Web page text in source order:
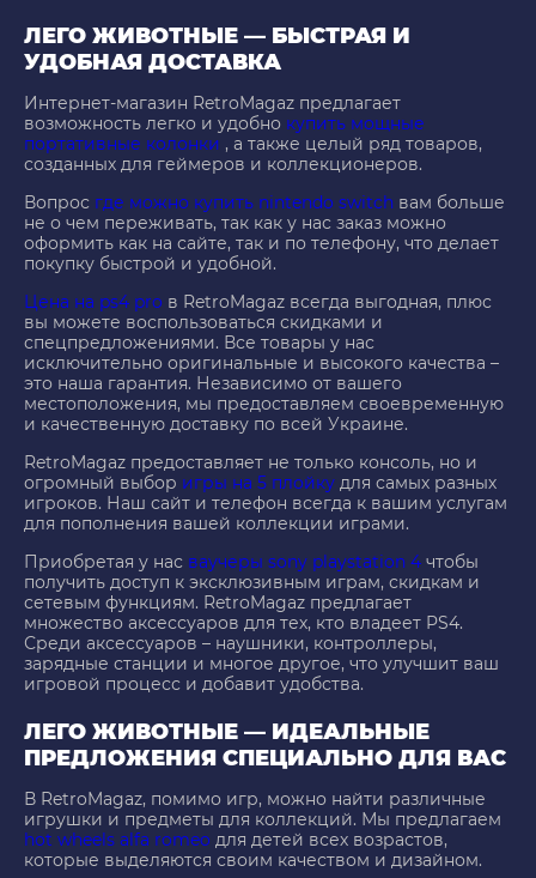
ЛЕГО ЖИВОТНЫЕ — БЫСТРАЯ И
УДОБНАЯ ДОСТАВКА
Интернет-магазин RetroMagaz предлагает
возможность легко и удобно купить мощные
портативные колонки , а также целый ряд товаров,
созданных для геймеров и коллекционеров.
Вопрос где можно купить nintendo switch вам больше
не о чем переживать, так как у нас заказ можно
оформить как на сайте, так и по телефону, что делает
покупку быстрой и удобной.
Цена на ps4 pro в RetroMagaz всегда выгодная, плюс
вы можете воспользоваться скидками и
спецпредложениями. Все товары у нас
исключительно оригинальные и высокого качества –
это наша гарантия. Независимо от вашего
местоположения, мы предоставляем своевременную
и качественную доставку по всей Украине.
RetroMagaz предоставляет не только консоль, но и
огромный выбор игры на 5 плойку для самых разных
игроков. Наш сайт и телефон всегда к вашим услугам
для пополнения вашей коллекции играми.
Приобретая у нас ваучеры sony playstation 4 чтобы
получить доступ к эксклюзивным играм, скидкам и
сетевым функциям. RetroMagaz предлагает
множество аксессуаров для тех, кто владеет PS4.
Среди аксессуаров – наушники, контроллеры,
зарядные станции и многое другое, что улучшит ваш
игровой процесс и добавит удобства.
ЛЕГО ЖИВОТНЫЕ — ИДЕАЛЬНЫЕ
ПРЕДЛОЖЕНИЯ СПЕЦИАЛЬНО ДЛЯ ВАС
В RetroMagaz, помимо игр, можно найти различные
игрушки и предметы для коллекций. Мы предлагаем
hot wheels alfa romeo для детей всех возрастов,
которые выделяются своим качеством и дизайном.